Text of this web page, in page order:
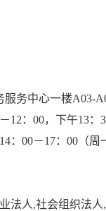
务中心一楼A03-
12：00，下午13：
：00－17：00（
法人,社会组织法